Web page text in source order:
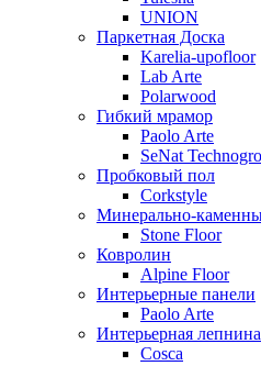
UNION
Паркетная Доска
Karelia-upofloor
Lab Arte
Polarwood
Гибкий мрамор
Paolo Arte
SeNat
Пробковый пол
Corkstyle
Минерально-
Stone Floor
Ковролин
Alpine Floor
Интерьерные панели
Paolo Arte
Интерьерная лепнина
Cosca